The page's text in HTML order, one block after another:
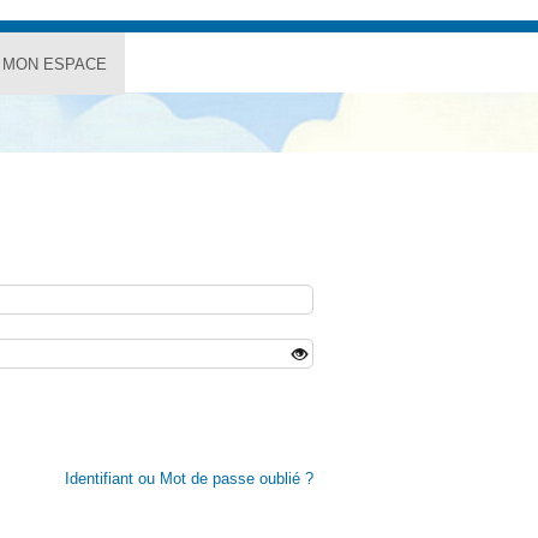
MON ESPACE
Identifiant ou Mot de passe oublié ?